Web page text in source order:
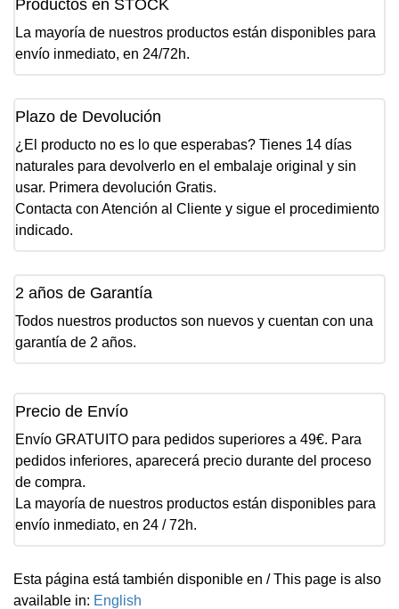
Productos en STOCK
La mayoría de nuestros productos están disponibles para
envío inmediato, en 24/72h.
Plazo de Devolución
¿El producto no es lo que esperabas? Tienes 14 días
naturales para devolverlo en el embalaje original y sin
usar. Primera devolución Gratis.
Contacta con Atención al Cliente y sigue el procedimiento
indicado.
2 años de Garantía
Todos nuestros productos son nuevos y cuentan con una
garantía de 2 años.
Precio de Envío
Envío GRATUITO para pedidos superiores a 49€. Para
pedidos inferiores, aparecerá precio durante del proceso
de compra.
La mayoría de nuestros productos están disponibles para
envío inmediato, en 24 / 72h.
Esta página está también disponible en / This page is also
available in: English